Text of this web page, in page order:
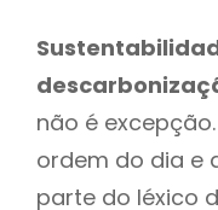
não é
ordem do dia e
parte do léxico